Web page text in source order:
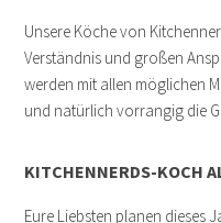
Unsere Köche von
Verständnis und großen
werden mit allen möglichen
und natürlich vorrangig die
KITCHENNERDS-KOCH
Eure Liebsten planen dieses